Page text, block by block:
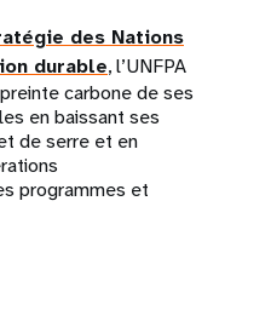
des Nations
durable, l’UNFPA
carbone de ses
en baissant ses
de serre et en
programmes et